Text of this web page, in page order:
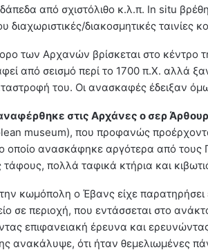
από σχιστόλιθο κ.λ.π. In situ
διαχωριστικές/διακοσμητικές ταινίες
των Αρχανών βρίσκεται στο κέντρο
από σεισμό περί το 1700 π.Χ. αλλά
του. Οι ανασκαφές έδειξαν
στις Αρχάνες ο σερ
museum), που προφανώς
οποίο ανασκάφηκε αργότερα από τους
πολλά ταφικά κτήρια και
την κωμόπολη ο Έβανς είχε
σε περιοχή, που εντάσσεται στο
επιφανειακή έρευνα και
ανακάλυψε, ότι ήταν θεμελιωμένες